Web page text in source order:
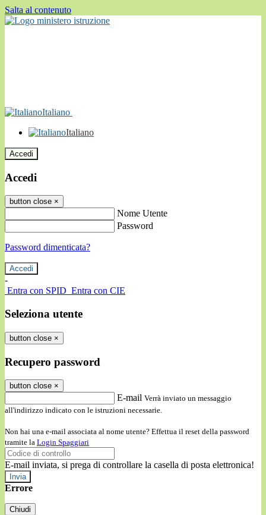
Salta al contenuto
Italiano
Italiano
Accedi
Accedi
button close ×
Nome Utente
Password
Password dimenticata?
-
Entra con SPID Entra con CIE
Seleziona utente
button close ×
Recupero password
button close ×
E-mail Verrà inviato un messaggio
all'indirizzo indicato con le istruzioni necessarie.
Non hai una e-mail associata al nome utente? Effettua il reset della password
tramite la Login Spaggiari
E-mail inviata, si prega di controllare la casella di posta elettronica!
Errore
Chiudi